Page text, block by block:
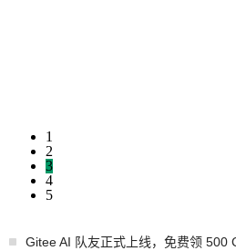
1
2
3
4
5
Gitee AI 队友正式上线，免费领 500